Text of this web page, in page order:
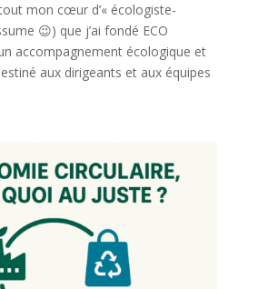
tout mon cœur d’« écologiste-
😉) que j’ai fondé ECO
accompagnement écologique et
aux dirigeants et aux équipes